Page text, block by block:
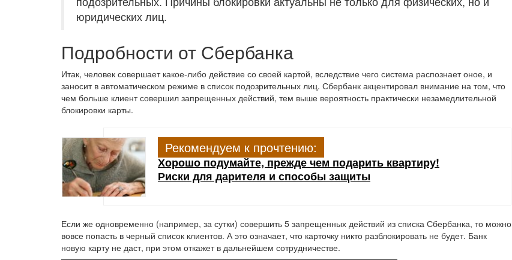
юридических лиц.
Подробности от Сбербанка
Итак, человек совершает какое-либо действие со своей картой, вследствие чего система распознает оное, и
заносит в автоматическом режиме в список подозрительных лиц. Сбербанк акцентировал внимание на том, что
чем больше клиент совершил запрещенных действий, тем выше вероятность практически незамедлительной
блокировки карты.
Рекомендуем к прочтению:
Хорошо подумайте, прежде чем подарить квартиру!
Риски для дарителя и способы защиты
Если же одновременно (например, за сутки) совершить 5 запрещенных действий из списка Сбербанка, то можно
вовсе попасть в черный список клиентов. А это означает, что карточку никто разблокировать не будет. Банк
новую карту не даст, при этом откажет в дальнейшем сотрудничестве.